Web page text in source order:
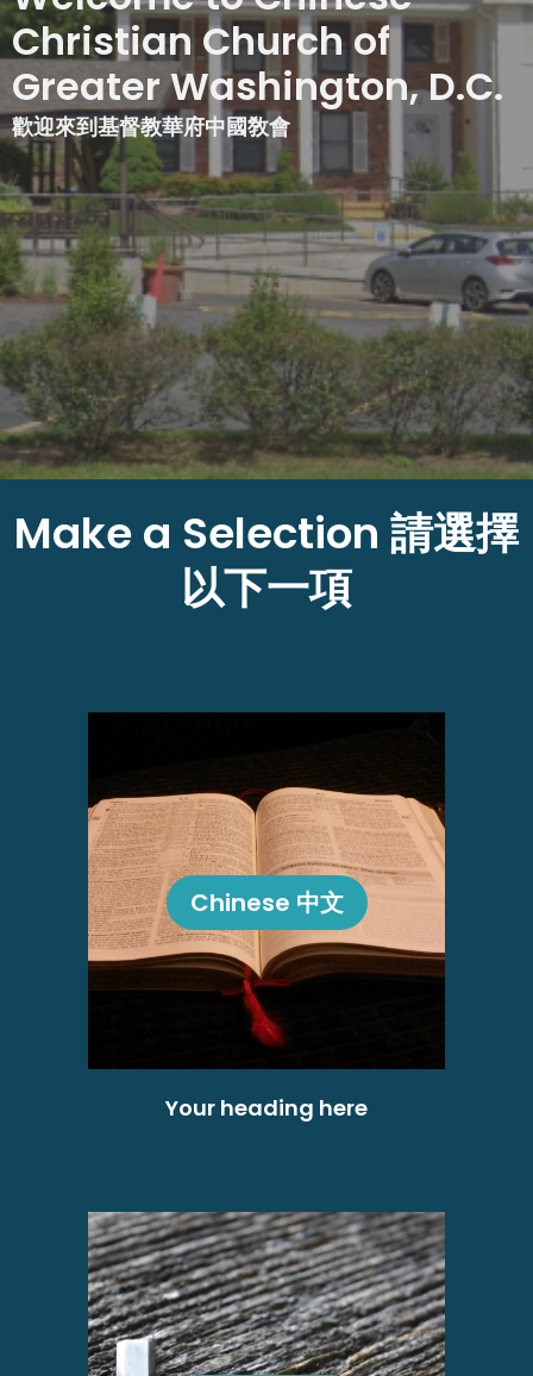
Christian Church of
Greater Washington, D.C.
歡迎來到基督教華府中國敎會
Make a Selection 請選擇
以下一項
Chinese 中文
Your heading here